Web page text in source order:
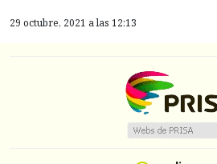
29 octubre, 2021 a las 12:13